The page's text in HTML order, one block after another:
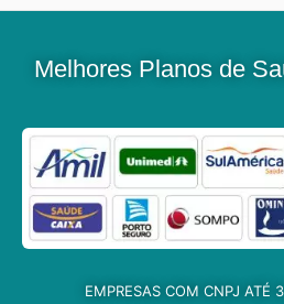
Melhores Planos de
EMPRESAS COM CNPJ ATÉ